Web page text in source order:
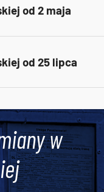
od 2 maja
od 25 lipca
w